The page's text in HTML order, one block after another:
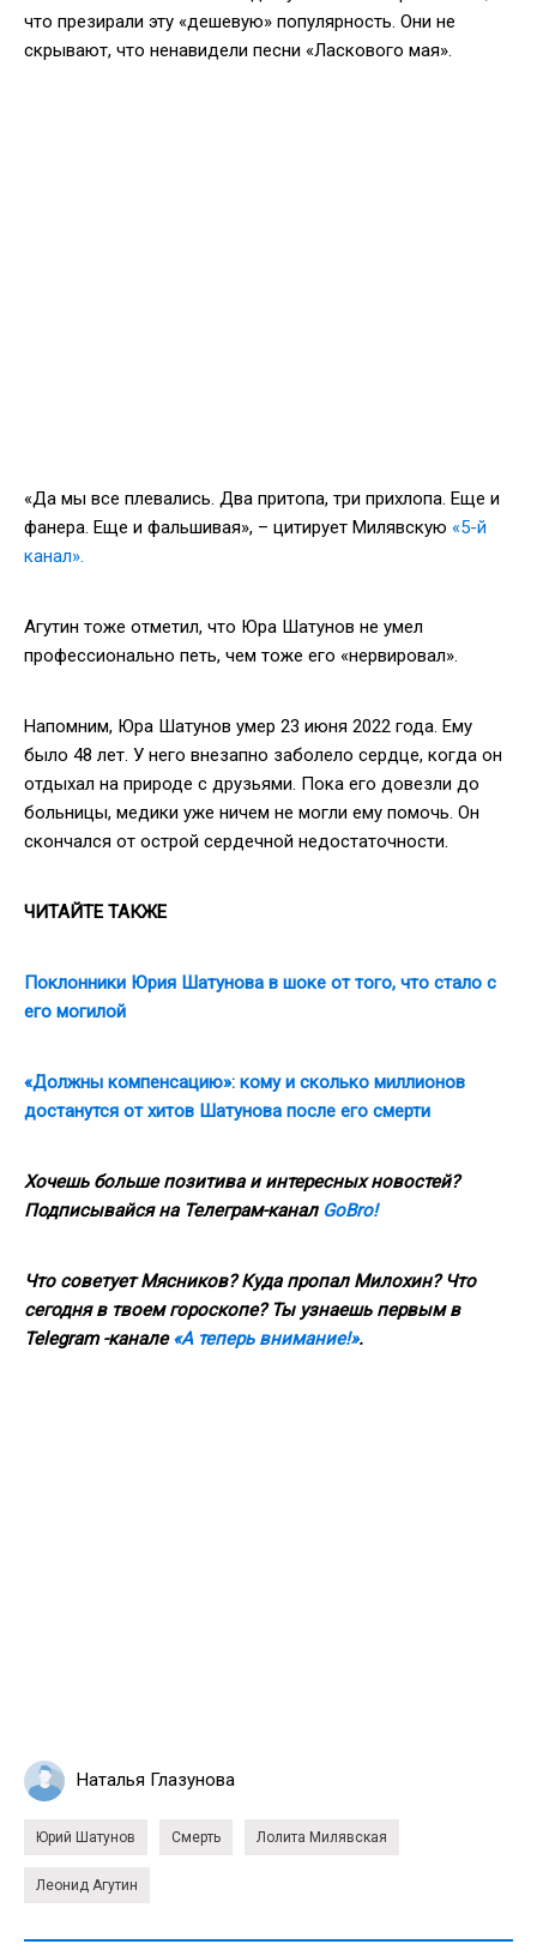
что презирали эту «дешевую» популярность. Они не
скрывают, что ненавидели песни «Ласкового мая».
«Да мы все плевались. Два притопа, три прихлопа. Еще и
фанера. Еще и фальшивая», – цитирует Милявскую «5-й
канал».
Агутин тоже отметил, что Юра Шатунов не умел
профессионально петь, чем тоже его «нервировал».
Напомним, Юра Шатунов умер 23 июня 2022 года. Ему
было 48 лет. У него внезапно заболело сердце, когда он
отдыхал на природе с друзьями. Пока его довезли до
больницы, медики уже ничем не могли ему помочь. Он
скончался от острой сердечной недостаточности.
ЧИТАЙТЕ ТАКЖЕ
Поклонники Юрия Шатунова в шоке от того, что стало с
его могилой
«Должны компенсацию»: кому и сколько миллионов
достанутся от хитов Шатунова после его смерти
Хочешь больше позитива и интересных новостей?
Подписывайся на Телеграм-канал GoBro!
Что советует Мясников? Куда пропал Милохин? Что
сегодня в твоем гороскопе? Ты узнаешь первым в
Telegram -канале«А теперь внимание!».
Наталья Глазунова
Юрий Шатунов Смерть Лолита Милявская
Леонид Агутин